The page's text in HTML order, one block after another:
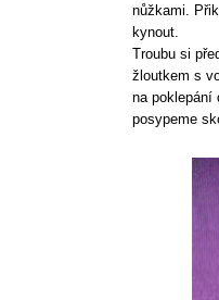
nůžkami.
kynout.
Troubu si
žloutkem s
na poklepání
posypeme